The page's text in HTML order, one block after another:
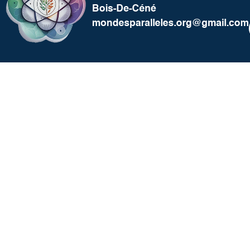
Bois-De-Céné
mondesparalleles.org@gmail.com